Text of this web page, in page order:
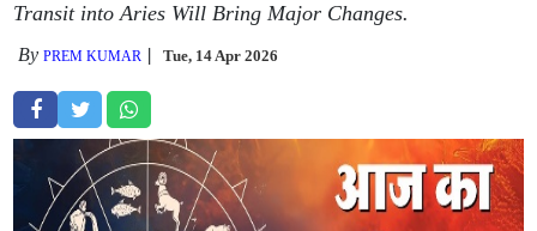
Transit into Aries Will Bring Major Changes.
ByPREM KUMAR Tue, 14 Apr 2026